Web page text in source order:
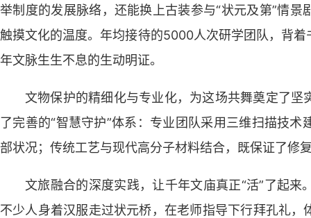
举制度的发展脉络，还能换上古装参与“状元及第”情
触摸文化的温度。年均接待的5000人次研学团队，背
年文脉生生不息的生动明证。
文物保护的精细化与专业化，为这场共舞奠定了
了完善的“智慧守护”体系：专业团队采用三维扫描技
部状况；传统工艺与现代高分子材料结合，既保证了修
文旅融合的深度实践，让千年文庙真正“活”了起
不少人身着汉服走过状元桥，在老师指导下行拜孔礼